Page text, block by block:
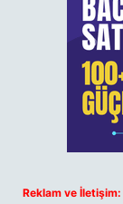
Reklam ve İletişim: